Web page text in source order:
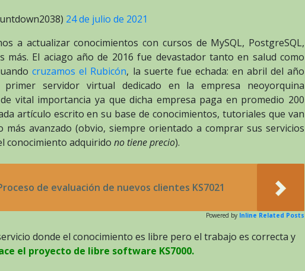
24 de julio de 2021
a actualizar conocimientos con cursos de MySQL, PostgreSQL,
más. El aciago año de 2016 fue devastador tanto en salud como
cruzamos el Rubicón, la suerte fue echada: en abril del año
servidor virtual dedicado en la empresa neoyorquina
vital importancia ya que dicha empresa paga en promedio 200
artículo escrito en su base de conocimientos, tutoriales que van
más avanzado (obvio, siempre orientado a comprar sus servicios
conocimiento adquirido no tiene precio).
de evaluación de nuevos clientes KS7021
Powered by Inline Related Posts
donde el conocimiento es libre pero el trabajo es correcta y
el proyecto de libre software KS7000.